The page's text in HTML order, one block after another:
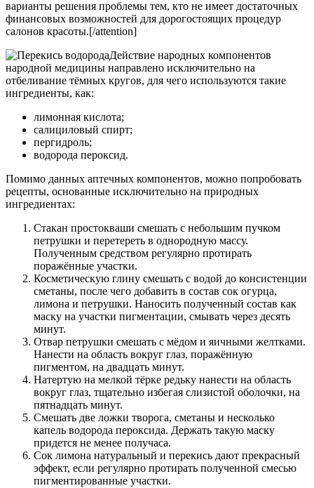
варианты решения проблемы тем, кто не имеет достаточных
финансовых возможностей для дорогостоящих процедур
салонов красоты.[/attention]
Действие народных компонентов
народной медицины направлено исключительно на
отбеливание тёмных кругов, для чего используются такие
ингредиенты, как:
лимонная кислота;
салициловый спирт;
пергидроль;
водорода пероксид.
Помимо данных аптечных компонентов, можно попробовать
рецепты, основанные исключительно на природных
ингредиентах:
Стакан простокваши смешать с небольшим пучком
петрушки и перетереть в однородную массу.
Полученным средством регулярно протирать
поражённые участки.
Косметическую глину смешать с водой до консистенции
сметаны, после чего добавить в состав сок огурца,
лимона и петрушки. Наносить полученный состав как
маску на участки пигментации, смывать через десять
минут.
Отвар петрушки смешать с мёдом и яичными желтками.
Нанести на область вокруг глаз, поражённую
пигментом, на двадцать минут.
Натертую на мелкой тёрке редьку нанести на область
вокруг глаз, тщательно избегая слизистой оболочки, на
пятнадцать минут.
Смешать две ложки творога, сметаны и несколько
капель водорода пероксида. Держать такую маску
придется не менее получаса.
Сок лимона натуральный и перекись дают прекрасный
эффект, если регулярно протирать полученной смесью
пигментированные участки.